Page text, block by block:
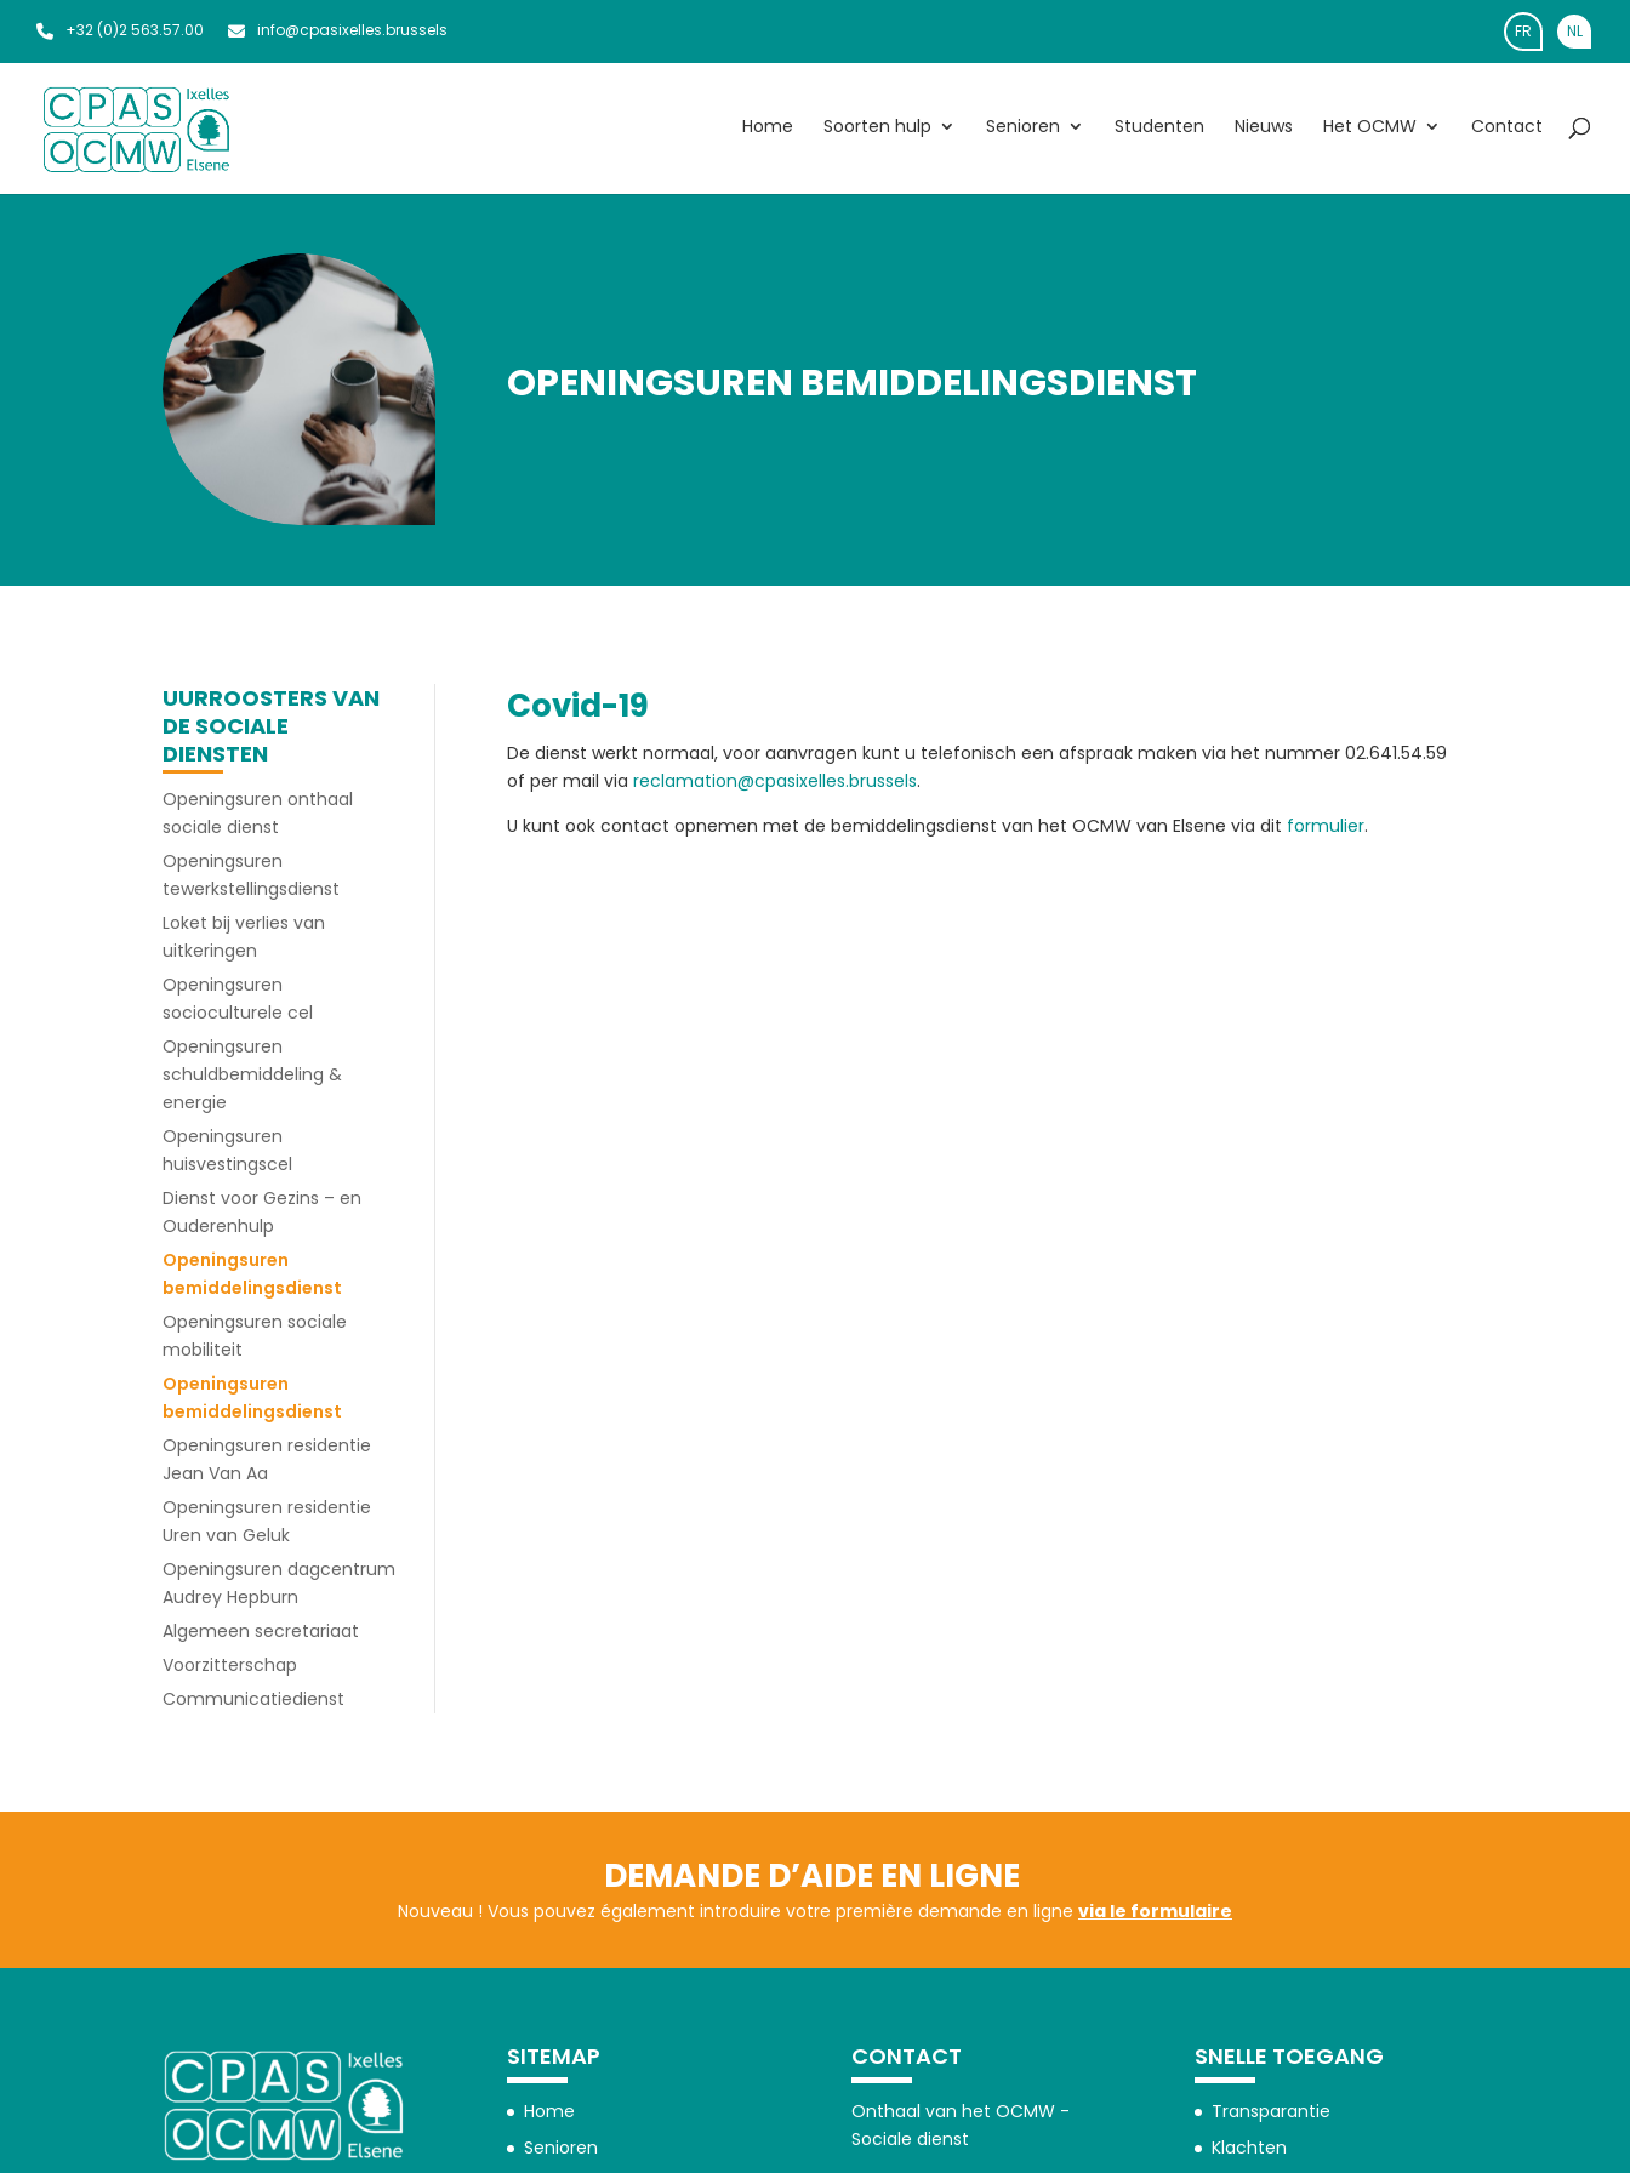
+32 (0)2 563.57.00 info@cpasixelles.brussels FR NL
Home Soorten hulp Senioren Studenten Nieuws Het OCMW Contact
OPENINGSUREN BEMIDDELINGSDIENST
UURROOSTERS VAN
DE SOCIALE
DIENSTEN
Openingsuren onthaal
sociale dienst
Openingsuren
tewerkstellingsdienst
Loket bij verlies van
uitkeringen
Openingsuren
socioculturele cel
Openingsuren
schuldbemiddeling &
energie
Openingsuren
huisvestingscel
Dienst voor Gezins – en
Ouderenhulp
Openingsuren
bemiddelingsdienst
Openingsuren sociale
mobiliteit
Openingsuren
bemiddelingsdienst
Openingsuren residentie
Jean Van Aa
Openingsuren residentie
Uren van Geluk
Openingsuren dagcentrum
Audrey Hepburn
Algemeen secretariaat
Voorzitterschap
Communicatiedienst
Covid-19
De dienst werkt normaal, voor aanvragen kunt u telefonisch een afspraak maken via het nummer 02.641.54.59
of per mail via reclamation@cpasixelles.brussels.
U kunt ook contact opnemen met de bemiddelingsdienst van het OCMW van Elsene via dit formulier.
DEMANDE D’AIDE EN LIGNE
Nouveau ! Vous pouvez également introduire votre première demande en ligne via le formulaire
SITEMAP
Home
Senioren
CONTACT
Onthaal van het OCMW -
Sociale dienst
SNELLE TOEGANG
Transparantie
Klachten